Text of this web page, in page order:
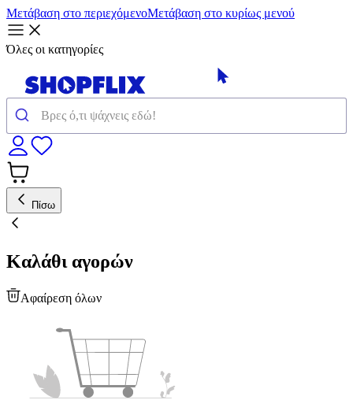
Μετάβαση στο περιεχόμενοΜετάβαση στο κυρίως μενού
Όλες οι κατηγορίες
Πίσω
Καλάθι αγορών
Αφαίρεση όλων